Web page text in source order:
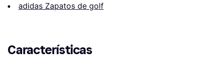
adidas Zapatos de golf
Características